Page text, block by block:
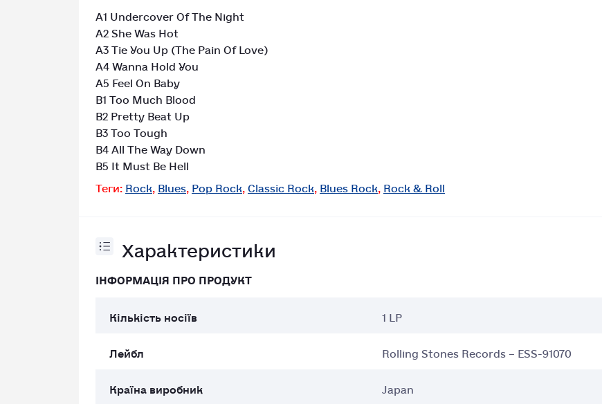
A1 Undercover Of The Night
A2 She Was Hot
A3 Tie You Up (The Pain Of Love)
A4 Wanna Hold You
A5 Feel On Baby
B1 Too Much Blood
B2 Pretty Beat Up
B3 Too Tough
B4 All The Way Down
B5 It Must Be Hell
Теги:Rock Blues Pop Rock Classic Rock Blues Rock Rock & Roll
Характеристики
ІНФОРМАЦІЯ ПРО ПРОДУКТ
Кількість носіїв
1 LP
Лейбл
Rolling Stones Records – ESS-91070
Країна виробник
Japan